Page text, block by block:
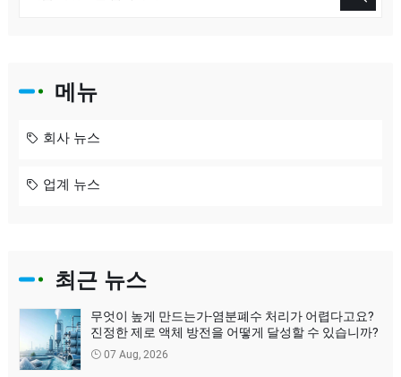
메뉴
회사 뉴스
업계 뉴스
최근 뉴스
무엇이 높게 만드는가-염분폐수 처리가 어렵다고요?
진정한 제로 액체 방전을 어떻게 달성할 수 있습니까?
07 Aug, 2026